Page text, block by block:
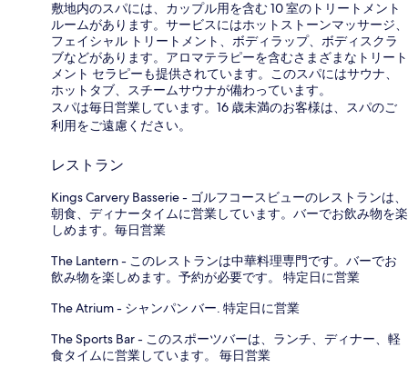
敷地内のスパには、カップル用を含む 10 室のトリートメント
ルームがあります。サービスにはホットストーンマッサージ、
フェイシャル トリートメント、ボディラップ、ボディスクラ
ブなどがあります。アロマテラピーを含むさまざまなトリート
メント セラピーも提供されています。このスパにはサウナ、
ホットタブ、スチームサウナが備わっています。
スパは毎日営業しています。16 歳未満のお客様は、スパのご
利用をご遠慮ください。
レストラン
Kings Carvery Basserie - ゴルフコースビューのレストランは、
朝食、ディナータイムに営業しています。バーでお飲み物を楽
しめます。毎日営業
The Lantern - このレストランは中華料理専門です。バーでお
飲み物を楽しめます。予約が必要です。 特定日に営業
The Atrium - シャンパン バー. 特定日に営業
The Sports Bar - このスポーツバーは、ランチ、ディナー、軽
食タイムに営業しています。 毎日営業